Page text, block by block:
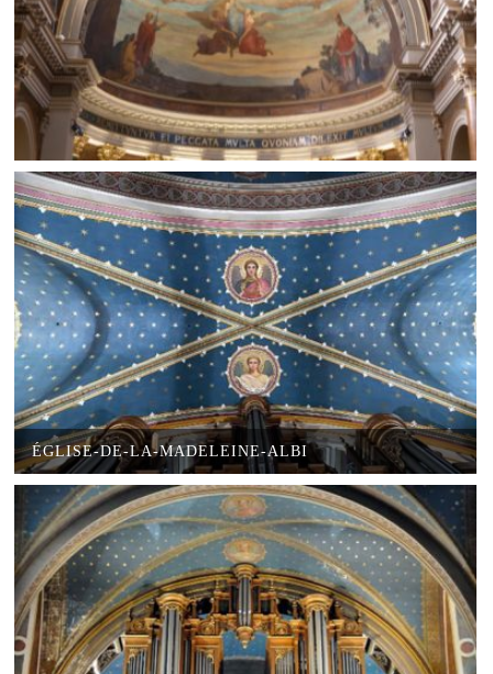
ÉGLISE-DE-LA-MADELEINE-ALBI